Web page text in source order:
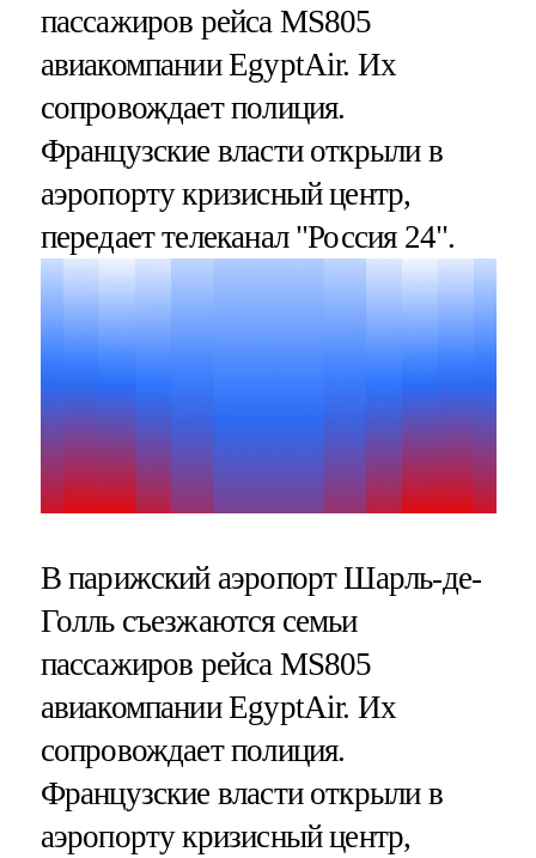
пассажиров рейса MS805
авиакомпании EgyptAir. Их
сопровождает полиция.
Французские власти открыли в
аэропорту кризисный центр,
передает телеканал "Россия 24".
В парижский аэропорт Шарль-де-
Голль съезжаются семьи
пассажиров рейса MS805
авиакомпании EgyptAir. Их
сопровождает полиция.
Французские власти открыли в
аэропорту кризисный центр,